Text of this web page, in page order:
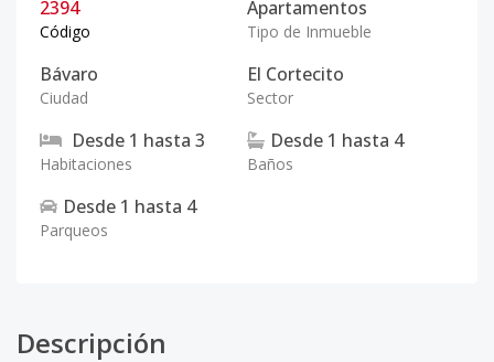
2394
Código
Apartamentos
Tipo de Inmueble
Bávaro
Ciudad
El Cortecito
Sector
Desde 1 hasta 3
Habitaciones
Desde 1 hasta 4
Baños
Desde 1 hasta 4
Parqueos
Descripción